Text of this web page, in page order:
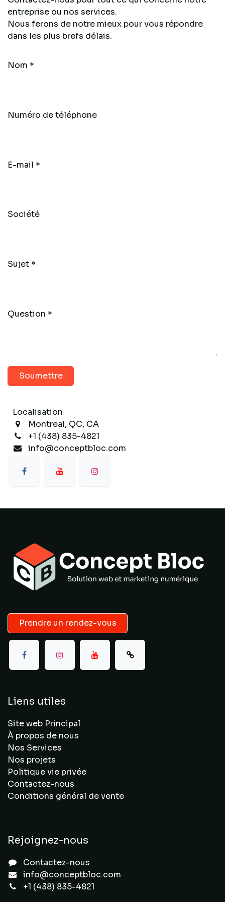
entreprise ou nos services.
Nous ferons de notre mieux pour vous répondre
dans les plus brefs délais.
Nom *
Numéro de téléphone
E-mail *
Société
Sujet *
Question *
Soumettre
Localisation
Montreal, QC, CA
+1 (438) 835-4821
info@conceptbloc.com
Prendre un rendez-vous
Liens utiles
Site web Principal
À propos de nous
Nos Services
Nos projets
Politique vie privée
Contactez-nous
Conditions général de vente
Rejoignez-nous
Contactez-nous
info@conceptbloc.com
+1 (438) 835-4821